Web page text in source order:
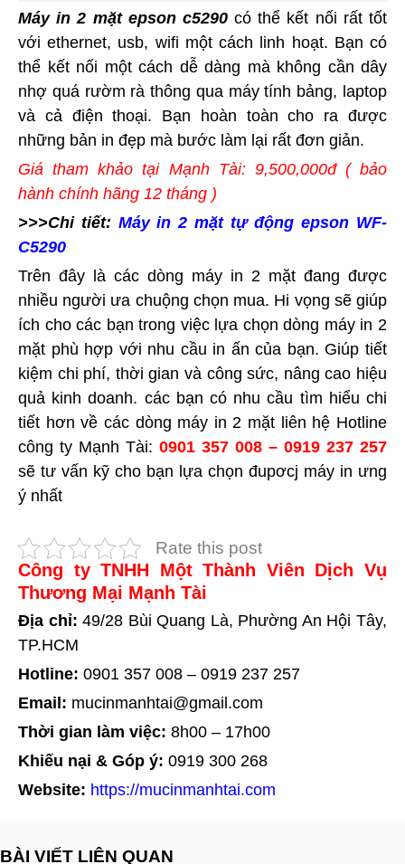
Máy in 2 mặt epson c5290có thể kết nối rất tốt
với ethernet, usb, wifi một cách linh hoạt. Bạn có
thể kết nối một cách dễ dàng mà không cần dây
nhợ quá rườm rà thông qua máy tính bảng, laptop
và cả điện thoại. Bạn hoàn toàn cho ra được
những bản in đẹp mà bước làm lại rất đơn giản.
Giá tham khảo tại Mạnh Tài: 9,500,000đ ( bảo
hành chính hãng 12 tháng )
>>>Chi tiết: Máy in 2 mặt tự động epson WF-
C5290
Trên đây là các dòng máy in 2 mặt đang được
nhiều người ưa chuộng chọn mua. Hi vọng sẽ giúp
ích cho các bạn trong việc lựa chọn dòng máy in 2
mặt phù hợp với nhu cầu in ấn của bạn. Giúp tiết
kiệm chi phí, thời gian và công sức, nâng cao hiệu
quả kinh doanh. các bạn có nhu cầu tìm hiểu chi
tiết hơn về các dòng máy in 2 mặt liên hệ Hotline
công ty Mạnh Tài: 0901 357 008 – 0919 237 257
sẽ tư vấn kỹ cho bạn lựa chọn đupơcj máy in ưng
ý nhất
Rate this post
Công ty TNHH Một Thành Viên Dịch Vụ
Thương Mại Mạnh Tài
Địa chỉ: 49/28 Bùi Quang Là, Phường An Hội Tây,
TP.HCM
Hotline: 0901 357 008 – 0919 237 257
Email: mucinmanhtai@gmail.com
Thời gian làm việc: 8h00 – 17h00
Khiếu nại & Góp ý: 0919 300 268
Website: https://mucinmanhtai.com
BÀI VIẾT LIÊN QUAN